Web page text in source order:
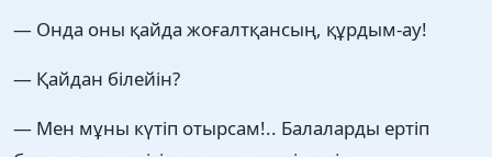
— Онда оны қайда жоғалтқансың, құрдым-ау!
— Қайдан білейін?
— Мен мұны күтіп отырсам!.. Балаларды ертіп